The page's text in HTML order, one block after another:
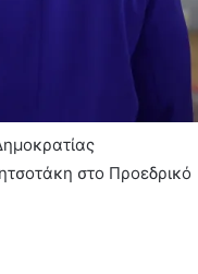
στο Προεδρικό